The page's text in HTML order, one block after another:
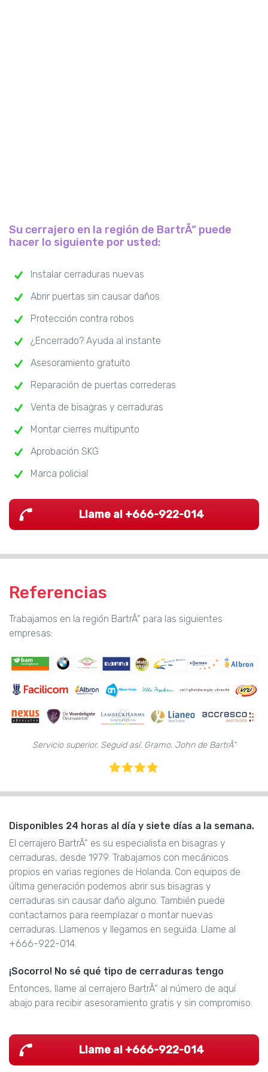
Su cerrajero en la región de BartrÃ“ puede
hacer lo siguiente por usted:
Instalar cerraduras nuevas
Abrir puertas sin causar daños
Protección contra robos
¿Encerrado? Ayuda al instante
Asesoramiento gratuito
Reparación de puertas correderas
Venta de bisagras y cerraduras
Montar cierres multipunto
Aprobación SKG
Marca policial
Llame al +666-922-014
Referencias
Trabajamos en la región BartrÃ“ para las siguientes
empresas:
Servicio superior. Seguid así. Gramo. John de BartrÃ“
Disponibles 24 horas al día y siete días a la semana.
El cerrajero BartrÃ“ es su especialista en bisagras y
cerraduras, desde 1979. Trabajamos con mecánicos
propios en varias regiones de Holanda. Con equipos de
última generación podemos abrir sus bisagras y
cerraduras sin causar daño alguno. También puede
contactarnos para reemplazar o montar nuevas
cerraduras. Llamenos y llegamos en seguida. Llame al
+666-922-014.
¡Socorro! No sé qué tipo de cerraduras tengo
Entonces, llame al cerrajero BartrÃ“ al número de aquí
abajo para recibir asesoramiento gratis y sin compromiso.
Llame al +666-922-014